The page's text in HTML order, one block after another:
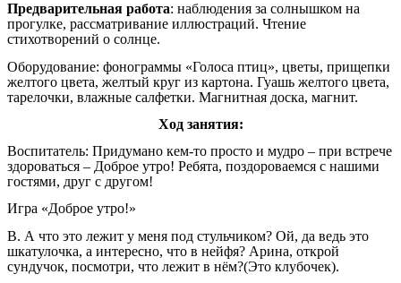
Предварительная работа: наблюдения за солнышком на
прогулке, рассматривание иллюстраций. Чтение
стихотворений о солнце.
Оборудование: фонограммы «Голоса птиц», цветы, прищепки
желтого цвета, желтый круг из картона. Гуашь желтого цвета,
тарелочки, влажные салфетки. Магнитная доска, магнит.
Ход занятия:
Воспитатель: Придумано кем-то просто и мудро – при встрече
здороваться – Доброе утро! Ребята, поздороваемся с нашими
гостями, друг с другом!
Игра «Доброе утро!»
В. А что это лежит у меня под стульчиком? Ой, да ведь это
шкатулочка, а интересно, что в нейфя? Арина, открой
сундучок, посмотри, что лежит в нём?(Это клубочек).